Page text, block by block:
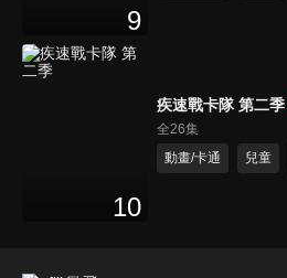
9
10
疾速戰卡隊 第二季
全26集
動畫/卡通
兒童